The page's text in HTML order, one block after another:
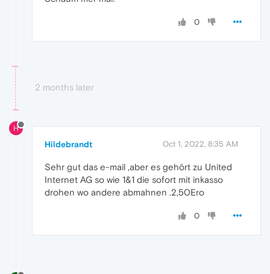
0
2 months later
H
Hildebrandt Oct 1, 2022, 8:35 AM
Sehr gut das e-mail ,aber es gehört zu United
Internet AG so wie 1&1 die sofort mit inkasso
drohen wo andere abmahnen .2,50Ero
0